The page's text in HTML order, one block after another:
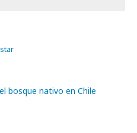
bosque nativo en Chile